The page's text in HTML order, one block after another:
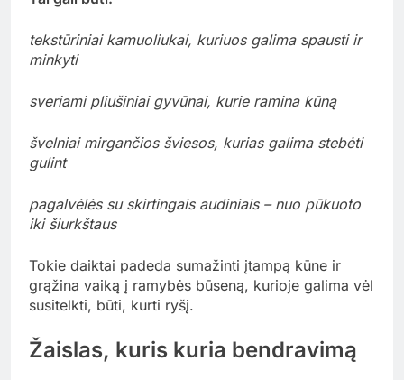
tekstūriniai kamuoliukai, kuriuos galima spausti ir
minkyti
sveriami pliušiniai gyvūnai, kurie ramina kūną
švelniai mirgančios šviesos, kurias galima stebėti
gulint
pagalvėlės su skirtingais audiniais – nuo pūkuoto
iki šiurkštaus
Tokie daiktai padeda sumažinti įtampą kūne ir
grąžina vaiką į ramybės būseną, kurioje galima vėl
susitelkti, būti, kurti ryšį.
Žaislas, kuris kuria bendravimą